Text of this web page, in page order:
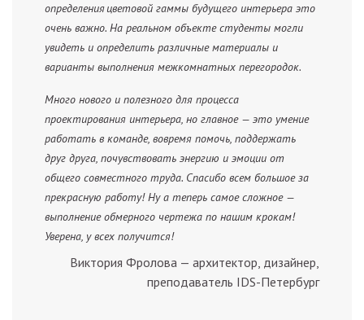
определения цветовой гаммы будущего интерьера это
очень важно. На реальном объекте студенты могли
увидеть и определить различные материалы и
варианты выполнения межкомнатных перегородок.
Много нового и полезного для процесса
проектирования интерьера, но главное — это умение
работать в команде, вовремя помочь, поддержать
друг друга, почувствовать энергию и эмоции от
общего совместного труда. Спасибо всем большое за
прекрасную работу! Ну а теперь самое сложное —
выполнение обмерного чертежа по нашим крокам!
Уверена, у всех получится!
Виктория Фролова — архитектор, дизайнер,
преподаватель IDS-Петербург